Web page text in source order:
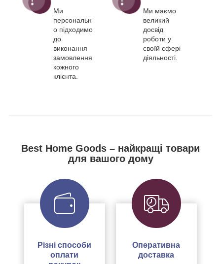
Ми
персональн
о підходимо
до
виконання
замовлення
кожного
клієнта.
Ми маємо
великий
досвід
роботи у
своїй сфері
діяльності.
Best Home Goods – найкращі товари
для вашого дому
Різні способи
оплати
Оперативна
доставка